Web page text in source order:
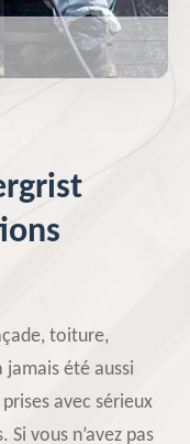
toiture,
jamais été aussi
avec sérieux
Si vous n’avez pas